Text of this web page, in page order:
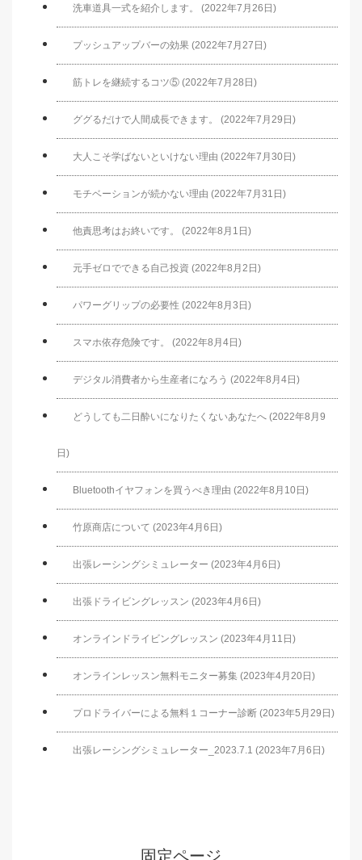
洗車道具一式を紹介します。 (2022年7月26日)
プッシュアップバーの効果 (2022年7月27日)
筋トレを継続するコツ⑤ (2022年7月28日)
ググるだけで人間成長できます。 (2022年7月29日)
大人こそ学ばないといけない理由 (2022年7月30日)
モチベーションが続かない理由 (2022年7月31日)
他責思考はお終いです。 (2022年8月1日)
元手ゼロでできる自己投資 (2022年8月2日)
パワーグリップの必要性 (2022年8月3日)
スマホ依存危険です。 (2022年8月4日)
デジタル消費者から生産者になろう (2022年8月4日)
どうしても二日酔いになりたくないあなたへ (2022年8月9
日)
Bluetoothイヤフォンを買うべき理由 (2022年8月10日)
竹原商店について (2023年4月6日)
出張レーシングシミュレーター (2023年4月6日)
出張ドライビングレッスン (2023年4月6日)
オンラインドライビングレッスン (2023年4月11日)
オンラインレッスン無料モニター募集 (2023年4月20日)
プロドライバーによる無料１コーナー診断 (2023年5月29日)
出張レーシングシミュレーター_2023.7.1 (2023年7月6日)
固定ページ